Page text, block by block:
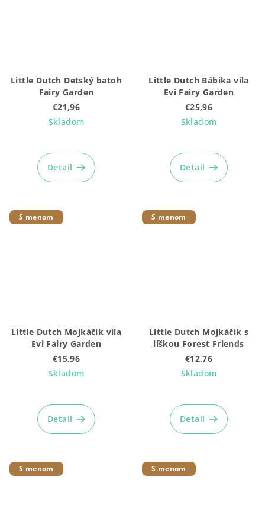
Little Dutch Detský batoh
Fairy Garden
€21,96
Skladom
Detail
Little Dutch Bábika víla
Evi Fairy Garden
€25,96
Skladom
hodnotenie
produktu
Detail
S menom
Little Dutch Mojkáčik víla
Evi Fairy Garden
€15,96
Skladom
Detail
S menom
Little Dutch Mojkáčik s
líškou Forest Friends
€12,76
Skladom
Detail
S menom S menom